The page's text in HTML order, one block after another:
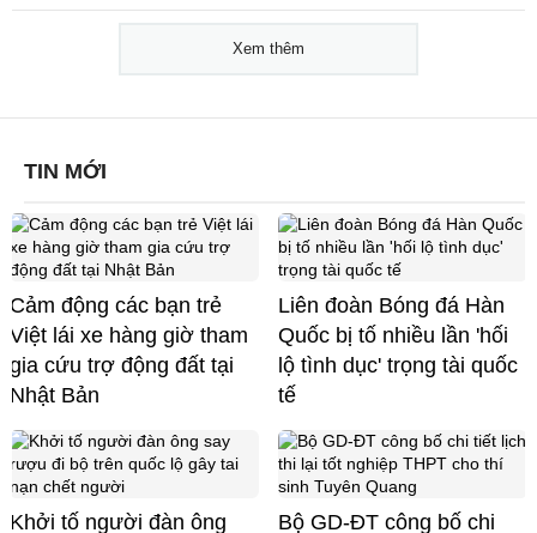
Xem thêm
TIN MỚI
Cảm động các bạn trẻ
Việt lái xe hàng giờ tham
gia cứu trợ động đất tại
Nhật Bản
Liên đoàn Bóng đá Hàn
Quốc bị tố nhiều lần 'hối
lộ tình dục' trọng tài quốc
tế
Khởi tố người đàn ông Bộ GD-ĐT công bố chi